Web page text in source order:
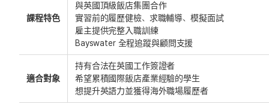
課程特色
與英國頂級飯店集團合作
實習前的履歷健檢、求職輔導、模擬面試
雇主提供完整入職訓練
Bayswater 全程追蹤與顧問支援
適合對象
持有合法在英國工作簽證者
希望累積國際飯店產業經驗的學生
想提升英語力並獲得海外職場履歷者